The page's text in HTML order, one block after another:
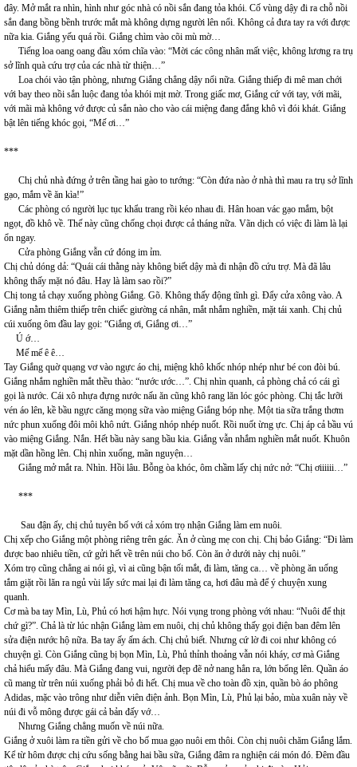
đây. Mở mắt ra nhìn, hình như góc nhà có nồi sắn đang tỏa khói. Cố vùng dậy đi ra chỗ nồi
sắn đang bồng bềnh trước mắt mà không dựng người lên nổi. Không cả đưa tay ra với được
nữa kia. Giắng yếu quá rồi. Giắng chìm vào cõi mù mờ…
Tiếng loa oang oang đầu xóm chĩa vào: “Mời các công nhân mất việc, không lương ra trụ
sở lĩnh quà cứu trợ của các nhà từ thiện…”
Loa chói vào tận phòng, nhưng Giắng chẳng dậy nổi nữa. Giắng thiếp đi mê man chới
với bay theo nồi sắn luộc đang tỏa khói mịt mờ. Trong giấc mơ, Giắng cứ với tay, với mãi,
với mãi mà không vớ được củ sắn nào cho vào cái miệng đang đắng khô vì đói khát. Giắng
bật lên tiếng khóc gọi, “Mế ơi…”
***
Chị chủ nhà đứng ở trên tầng hai gào to tướng: “Còn đứa nào ở nhà thì mau ra trụ sở lĩnh
gạo, mắm về ăn kìa!”
Các phòng có người lục tục khẩu trang rồi kéo nhau đi. Hân hoan vác gạo mắm, bột
ngọt, đồ khô về. Thế này cũng chống chọi được cả tháng nữa. Vãn dịch có việc đi làm là lại
ổn ngay.
Cửa phòng Giắng vẫn cứ đóng im ỉm.
Chị chủ dóng dả: “Quái cái thằng này không biết dậy mà đi nhận đồ cứu trợ. Mà đã lâu
không thấy mặt nó đâu. Hay là làm sao rồi?”
Chị tong tả chạy xuống phòng Giắng. Gõ. Không thấy động tĩnh gì. Đẩy cửa xông vào. A
Giắng nằm thiêm thiếp trên chiếc giường cá nhân, mắt nhắm nghiền, mặt tái xanh. Chị chủ
cúi xuống ôm đầu lay gọi: “Giắng ơi, Giắng ơi…”
Ú ớ…
Mế mế ê ê…
Tay Giắng quờ quạng vơ vào ngực áo chị, miệng khô khốc nhóp nhép như bé con đòi bú.
Giắng nhắm nghiền mắt thều thào: “nước ước…”. Chị nhìn quanh, cả phòng chả có cái gì
gọi là nước. Cái xô nhựa đựng nước nấu ăn cũng khô rang lăn lóc góc phòng. Chị tắc lưỡi
vén áo lên, kề bầu ngực căng mọng sữa vào miệng Giắng bóp nhẹ. Một tia sữa trắng thơm
nức phun xuống đôi môi khô nứt. Giắng nhóp nhép nuốt. Rồi nuốt ừng ực. Chị áp cả bầu vú
vào miệng Giắng. Nắn. Hết bầu này sang bầu kia. Giắng vẫn nhắm nghiền mắt nuốt. Khuôn
mặt dần hồng lên. Chị nhìn xuống, mãn nguyện…
Giắng mở mắt ra. Nhìn. Hồi lâu. Bỗng òa khóc, ôm chầm lấy chị nức nở: “Chị ơiiiiii…”
***
Sau đận ấy, chị chủ tuyên bố với cả xóm trọ nhận Giắng làm em nuôi.
Chị xếp cho Giắng một phòng riêng trên gác. Ăn ở cùng mẹ con chị. Chị bảo Giắng: “Đi làm
được bao nhiêu tiền, cứ gửi hết về trên núi cho bố. Còn ăn ở dưới này chị nuôi.”
Xóm trọ cũng chẳng ai nói gì, vì ai cũng bận tối mắt, đi làm, tăng ca… về phòng ăn uống
tắm giặt rồi lăn ra ngủ vùi lấy sức mai lại đi làm tăng ca, hơi đâu mà để ý chuyện xung
quanh.
Cơ mà ba tay Mìn, Lù, Phủ có hơi hậm hực. Nói vụng trong phòng với nhau: “Nuôi để thịt
chứ gì?”. Chả là từ lúc nhận Giắng làm em nuôi, chị chủ không thấy gọi điện ban đêm lên
sửa điện nước hộ nữa. Ba tay ấy ấm ách. Chị chủ biết. Nhưng cứ lờ đi coi như không có
chuyện gì. Còn Giắng cũng bị bọn Mìn, Lù, Phủ thỉnh thoảng vẫn nói kháy, cơ mà Giắng
chả hiểu mấy đâu. Mà Giắng đang vui, người đẹp đẽ nở nang hẳn ra, lớn bổng lên. Quần áo
cũ mang từ trên núi xuống phải bỏ đi hết. Chị mua về cho toàn đồ xịn, quần bò áo phông
Adidas, mặc vào trông như diễn viên điện ảnh. Bọn Mìn, Lù, Phủ lại bảo, mùa xuân này về
núi đi vỗ mông được gái cả bản đấy vớ…
Nhưng Giắng chẳng muốn về núi nữa.
Giắng ở xuôi làm ra tiền gửi về cho bố mua gạo nuôi em thôi. Còn chị nuôi chăm Giắng lắm.
Kể từ hôm được chị cứu sống bằng hai bầu sữa, Giắng đâm ra nghiện cái món đó. Đêm đầu